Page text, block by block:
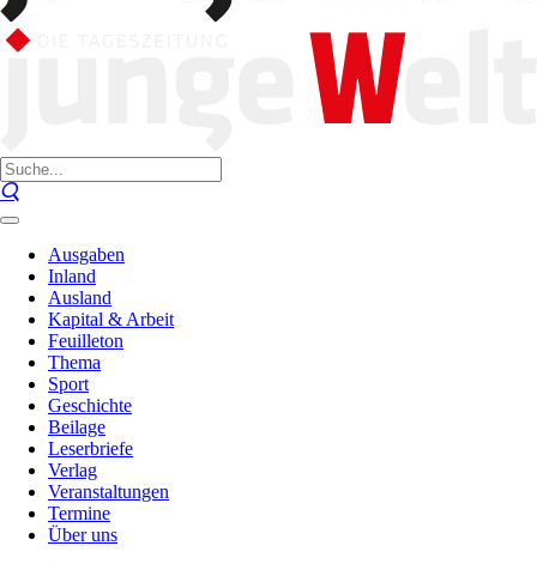
Ausgaben
Inland
Ausland
Kapital & Arbeit
Feuilleton
Thema
Sport
Geschichte
Beilage
Leserbriefe
Verlag
Veranstaltungen
Termine
Über uns